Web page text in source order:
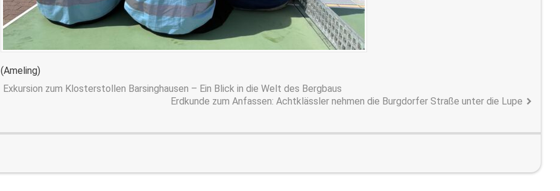
(Ameling)
Exkursion zum Klosterstollen Barsinghausen – Ein Blick in die Welt des Bergbaus
Erdkunde zum Anfassen: Achtklässler nehmen die Burgdorfer Straße unter die Lupe